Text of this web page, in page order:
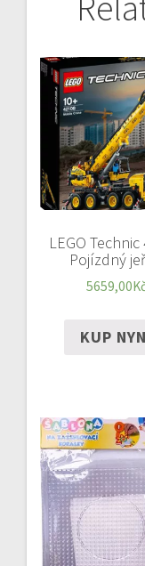
LEGO Technic
Pojízdný
5659,00
KUP